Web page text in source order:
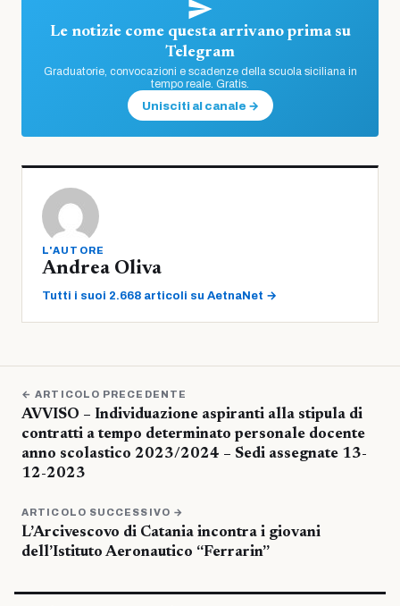
Le notizie come questa arrivano prima su
Telegram
Graduatorie, convocazioni e scadenze della scuola siciliana in
tempo reale. Gratis.
Unisciti al canale →
L'AUTORE
Andrea Oliva
Tutti i suoi 2.668 articoli su AetnaNet →
← ARTICOLO PRECEDENTE
AVVISO – Individuazione aspiranti alla stipula di
contratti a tempo determinato personale docente
anno scolastico 2023/2024 – Sedi assegnate 13-
12-2023
ARTICOLO SUCCESSIVO →
L’Arcivescovo di Catania incontra i giovani
dell’Istituto Aeronautico “Ferrarin”